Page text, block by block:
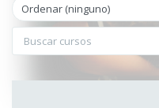
Ordenar (ninguno)